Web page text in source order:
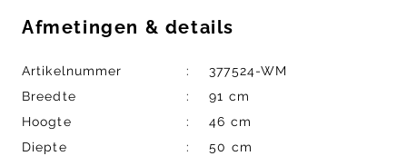
Afmetingen & details
Artikelnummer
377524-WM
Breedte
91 cm
Hoogte
46 cm
Diepte
50 cm